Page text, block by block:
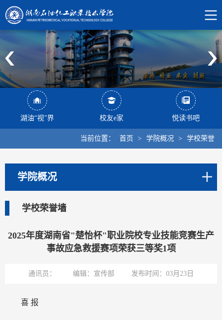
湖油“视”界 校友e家 悦读书吧
当前位置： 首页 > 学院概况 > 学校荣誉
学院概况
学校荣誉墙
2025年度湖南省"楚怡杯"职业院校专业技能竞赛生产
事故应急救援赛项荣获三等奖1项
通讯员： 编辑：宣传部 发布时间：03月23日
喜 报